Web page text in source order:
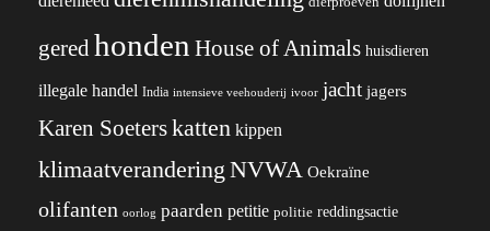
geredhonden House of Animals huisdieren
illegale handel India intensieve veehouderij ivoor jacht jagers
Karen Soeterskatten kippen
klimaatverandering NVWA Oekraïne
olifanten oorlog paarden petitie politie reddingsactie